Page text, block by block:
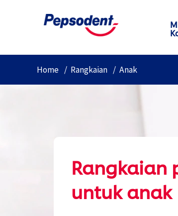
Home Rangkaian Anak
Rangkaian
untuk anak